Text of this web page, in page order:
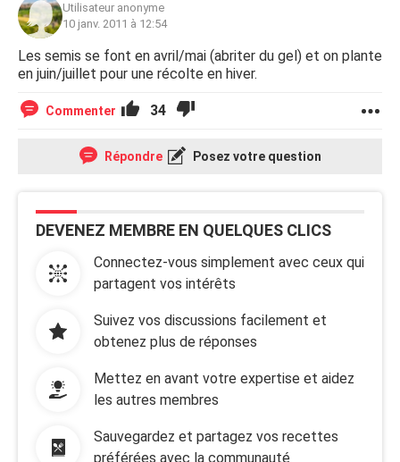
Utilisateur anonyme
10 janv. 2011 à 12:54
Les semis se font en avril/mai (abriter du gel) et on plante
en juin/juillet pour une récolte en hiver.
Commenter 34
Répondre Posez votre question
DEVENEZ MEMBRE EN QUELQUES CLICS
Connectez-vous simplement avec ceux qui
partagent vos intérêts
Suivez vos discussions facilement et
obtenez plus de réponses
Mettez en avant votre expertise et aidez
les autres membres
Sauvegardez et partagez vos recettes
préférées avec la communauté